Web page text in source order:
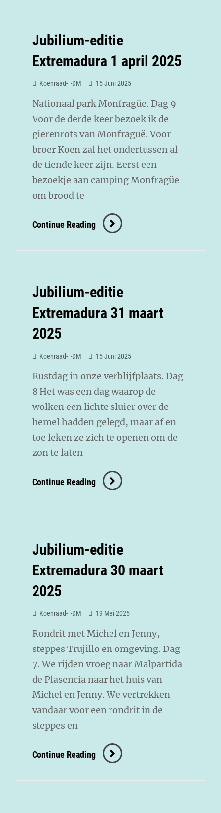
Jubilium-editie
Extremadura 1 april 2025
Koenraad-_-DM 15 Juni 2025
Nationaal park Monfragüe. Dag 9
Voor de derde keer bezoek ik de
gierenrots van Monfraguë. Voor
broer Koen zal het ondertussen al
de tiende keer zijn. Eerst een
bezoekje aan camping Monfragüe
om brood te
Continue Reading
Jubilium-editie
Extremadura 31 maart
2025
Koenraad-_-DM 15 Juni 2025
Rustdag in onze verblijfplaats. Dag
8 Het was een dag waarop de
wolken een lichte sluier over de
hemel hadden gelegd, maar af en
toe leken ze zich te openen om de
zon te laten
Continue Reading
Jubilium-editie
Extremadura 30 maart
2025
Koenraad-_-DM 19 Mei 2025
Rondrit met Michel en Jenny,
steppes Trujillo en omgeving. Dag
7. We rijden vroeg naar Malpartida
de Plasencia naar het huis van
Michel en Jenny. We vertrekken
vandaar voor een rondrit in de
steppes en
Continue Reading